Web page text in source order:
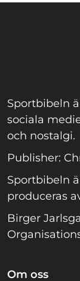
Sportbibeln
sociala
och nostalgi.
Publisher:
Sportbibeln
produceras
Birger
Om oss